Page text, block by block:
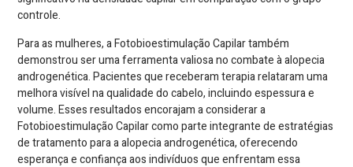
controle.
Para as mulheres, a Fotobioestimulação Capilar também
demonstrou ser uma ferramenta valiosa no combate à alopecia
androgenética. Pacientes que receberam terapia relataram uma
melhora visível na qualidade do cabelo, incluindo espessura e
volume. Esses resultados encorajam a considerar a
Fotobioestimulação Capilar como parte integrante de estratégias
de tratamento para a alopecia androgenética, oferecendo
esperança e confiança aos indivíduos que enfrentam essa